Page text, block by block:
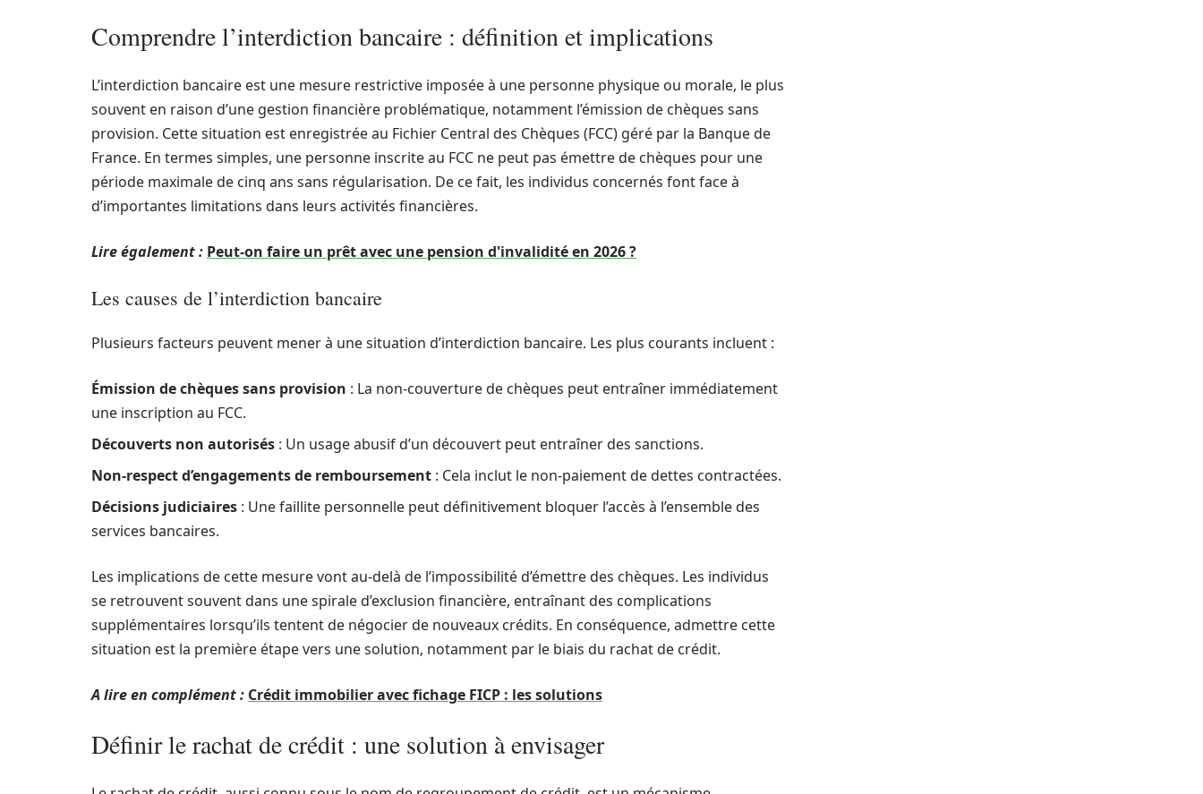
Comprendre l’interdiction bancaire : définition et implications
L’interdiction bancaire est une mesure restrictive imposée à une personne physique ou morale, le plus
souvent en raison d’une gestion financière problématique, notamment l’émission de chèques sans
provision. Cette situation est enregistrée au Fichier Central des Chèques (FCC) géré par la Banque de
France. En termes simples, une personne inscrite au FCC ne peut pas émettre de chèques pour une
période maximale de cinq ans sans régularisation. De ce fait, les individus concernés font face à
d’importantes limitations dans leurs activités financières.
Lire également : Peut-on faire un prêt avec une pension d'invalidité en 2026 ?
Les causes de l’interdiction bancaire
Plusieurs facteurs peuvent mener à une situation d’interdiction bancaire. Les plus courants incluent :
Émission de chèques sans provision : La non-couverture de chèques peut entraîner immédiatement
une inscription au FCC.
Découverts non autorisés : Un usage abusif d’un découvert peut entraîner des sanctions.
Non-respect d’engagements de remboursement : Cela inclut le non-paiement de dettes contractées.
Décisions judiciaires : Une faillite personnelle peut définitivement bloquer l’accès à l’ensemble des
services bancaires.
Les implications de cette mesure vont au-delà de l’impossibilité d’émettre des chèques. Les individus
se retrouvent souvent dans une spirale d’exclusion financière, entraînant des complications
supplémentaires lorsqu’ils tentent de négocier de nouveaux crédits. En conséquence, admettre cette
situation est la première étape vers une solution, notamment par le biais du rachat de crédit.
A lire en complément : Crédit immobilier avec fichage FICP : les solutions
Définir le rachat de crédit : une solution à envisager